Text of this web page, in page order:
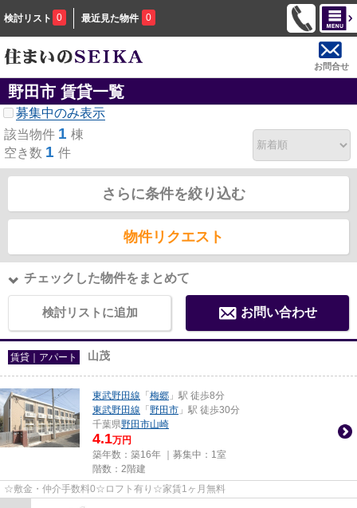
検討リスト 0 最近見た物件 0
お問合せ
野田市 賃貸一覧
募集中のみ表示
該当物件 1 棟
空き数 1 件
さらに条件を絞り込む
物件リクエスト
チェックした物件をまとめて
検討リストに追加 お問い合わせ
賃貸｜アパート 山茂
東武野田線 「 梅郷 」駅 徒歩8分
東武野田線 「 野田市 」駅 徒歩30分
千葉県野田市山崎
4.1万円
築年数：築16年 ｜募集中： 1室
階数：2階建
☆敷金・仲介手数料0☆ロフト有り☆家賃1ヶ月無料